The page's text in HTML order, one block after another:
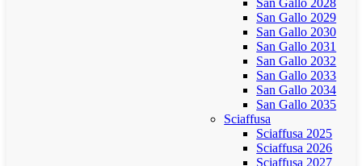
San Gallo 2028
San Gallo 2029
San Gallo 2030
San Gallo 2031
San Gallo 2032
San Gallo 2033
San Gallo 2034
San Gallo 2035
Sciaffusa
Sciaffusa 2025
Sciaffusa 2026
Sciaffusa 2027